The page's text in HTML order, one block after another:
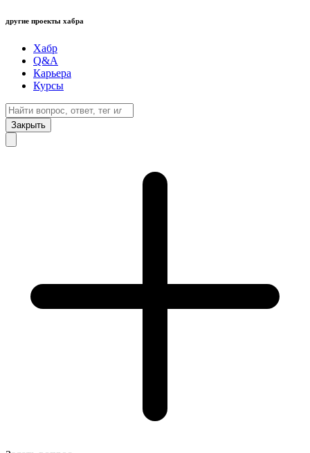
другие проекты хабра
Хабр
Q&A
Карьера
Курсы
Закрыть